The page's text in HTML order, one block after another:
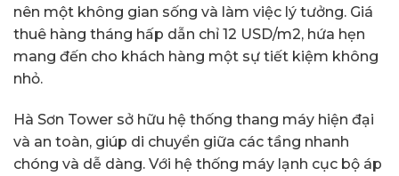
nên một không gian sống và làm việc lý tưởng. Giá
thuê hàng tháng hấp dẫn chỉ 12 USD/m2, hứa hẹn
mang đến cho khách hàng một sự tiết kiệm không
nhỏ.
Hà Sơn Tower sở hữu hệ thống thang máy hiện đại
và an toàn, giúp di chuyển giữa các tầng nhanh
chóng và dễ dàng. Với hệ thống máy lạnh cục bộ áp